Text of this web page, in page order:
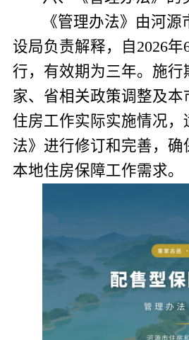
《管理办法》由河
设局负责解释，自2026年
行，有效期为三年。施行
家、省相关政策调整及本
住房工作实际实施情况，
法》进行修订和完善，确
本地住房保障工作需求。